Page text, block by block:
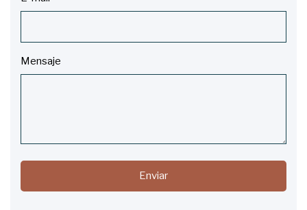
Mensaje
Enviar